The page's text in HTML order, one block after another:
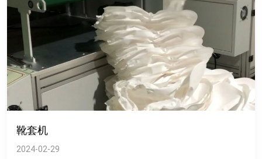
靴套机
2024-02-29